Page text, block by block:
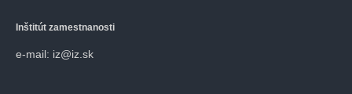
Inštitút zamestnanosti
e-mail: iz@iz.sk